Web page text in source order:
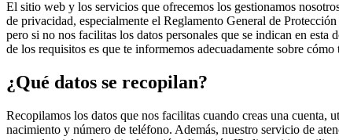
El sitio web y los servicios que ofrecemos los gestionamos
de privacidad, especialmente el Reglamento General de
pero si no nos facilitas los datos personales que se indican en
de los requisitos es que te informemos adecuadamente sobre
¿Qué datos se recopilan?
Recopilamos los datos que nos facilitas cuando creas una
nacimiento y número de teléfono. Además, nuestro servicio de